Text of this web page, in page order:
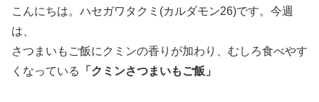
こんにちは。ハセガワタクミ(カルダモン26)です。今週
は、
さつまいもご飯にクミンの香りが加わり、むしろ食べやす
くなっている
「クミンさつまいもご飯」